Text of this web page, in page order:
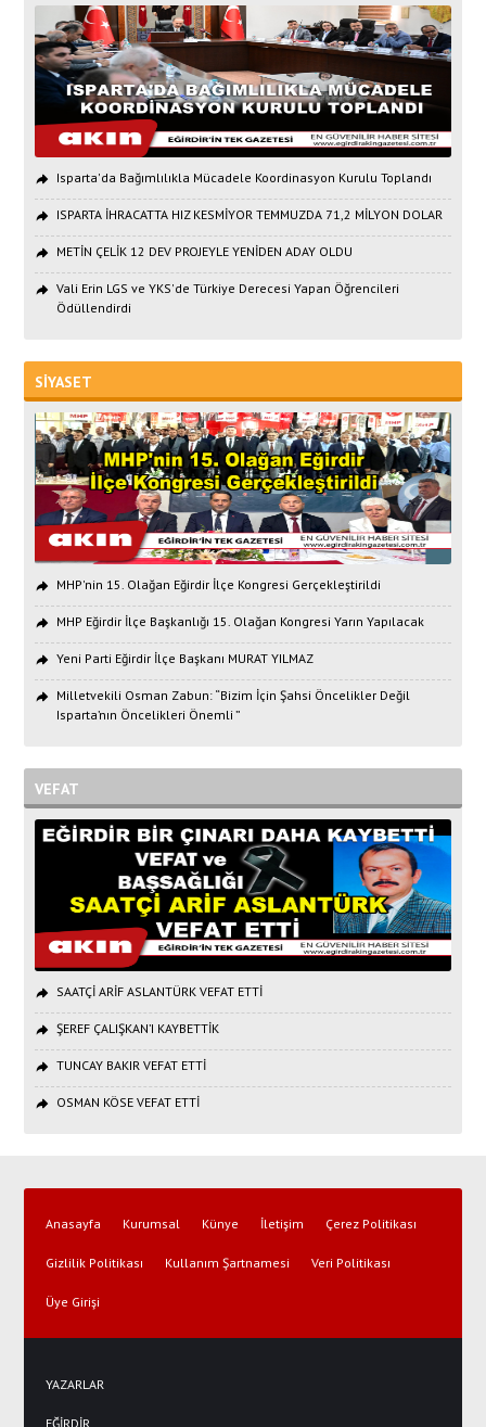
Isparta'da Bağımlılıkla Mücadele Koordinasyon Kurulu Toplandı
ISPARTA İHRACATTA HIZ KESMİYOR TEMMUZDA 71,2 MİLYON DOLAR
METİN ÇELİK 12 DEV PROJEYLE YENİDEN ADAY OLDU
Vali Erin LGS ve YKS'de Türkiye Derecesi Yapan Öğrencileri
Ödüllendirdi
SİYASET
MHP'nin 15. Olağan Eğirdir İlçe Kongresi Gerçekleştirildi
MHP Eğirdir İlçe Başkanlığı 15. Olağan Kongresi Yarın Yapılacak
Yeni Parti Eğirdir İlçe Başkanı MURAT YILMAZ
Milletvekili Osman Zabun: “Bizim İçin Şahsi Öncelikler Değil
Isparta’nın Öncelikleri Önemli ”
VEFAT
SAATÇİ ARİF ASLANTÜRK VEFAT ETTİ
ŞEREF ÇALIŞKAN’I KAYBETTİK
TUNCAY BAKIR VEFAT ETTİ
OSMAN KÖSE VEFAT ETTİ
Anasayfa Kurumsal Künye İletişim Çerez Politikası
Gizlilik Politikası Kullanım Şartnamesi Veri Politikası
Üye Girişi
YAZARLAR
EĞİRDİR